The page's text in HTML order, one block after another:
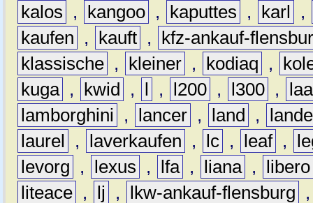
kalos
, kangoo , kaputtes , karl
,
kaufen
, kauft ,
kfz-ankauf-
klassische , kleiner , kodiaq ,
kuga , kwid , l , l200 , l300 ,
lamborghini
, lancer , land ,
laurel
, laverkaufen , lc , leaf ,
levorg
, lexus , lfa , liana ,
libero
liteace , lj , lkw-ankauf-flensburg